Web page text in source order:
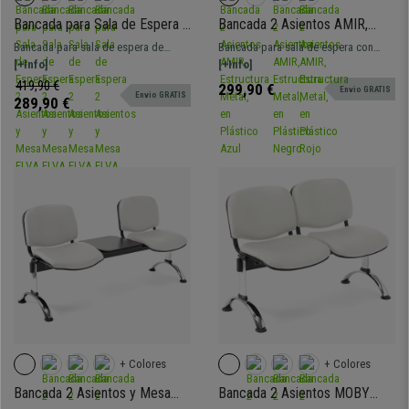
Bancada para Sala de Espera 2
Asientos y Mesa ELVA,
Estructura Metal, en Plástico
Negro
Bancada para sala de espera de
158x50 cm con estructura metálica,
asientos de plástico resistente y
mesa. Muy resistente, gran
comodidad. Disponible en varios
colores y configuraciones.
[+Info]
419,90 €
289,90 € Envio GRATIS
Bancada 2 Asientos AMIR,
Estructura Metal, en Plástico
Azul
Bancada para sala de espera con
estructura metálica de 108x50 cm y
asientos de diseño de plástico
resistente. Muy resistente, gran
comodidad. Disponible en varios
colores y configuraciones.
[+Info]
299,90 € Envio GRATIS
+ Colores
Bancada 2 Asientos y Mesa
+ Colores
Bancada 2 Asientos MOBY